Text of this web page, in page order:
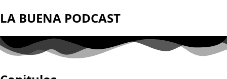
LA BUENA PODCAST